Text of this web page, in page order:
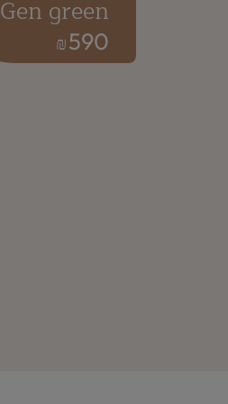
590
₪
Gen green